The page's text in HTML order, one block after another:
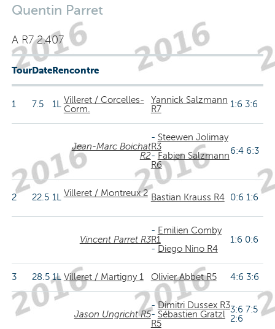
Quentin Parret
A R7 2.407
TourDateRencontre
1 7.5 1LVilleret / Corcelles-
Corm.
Yannick Salzmann
R7
1:6 3:6
Jean-Marc Boichat
R2
- Steewen Jolimay
R3
- Fabien Salzmann
R6
6:4 6:3
2 22.5 1LVilleret / Montreux 2 Bastian Krauss R4 0:6 1:6
Vincent Parret R3
- Emilien Comby
R1
- Diego Nino R4
1:6 0:6
3 28.5 1L Villeret / Martigny 1 Olivier Abbet R5 4:6 3:6
Jason Ungricht R5
-Dimitri Dussex R3
- Sébastien Gratzl
R5
3:6 7:5
2:6